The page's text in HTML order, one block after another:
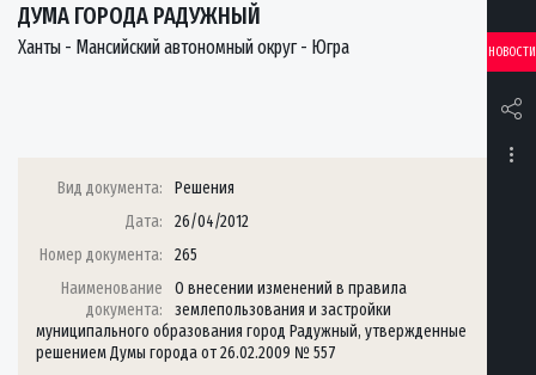
ДУМА ГОРОДА РАДУЖНЫЙ
Ханты - Мансийский автономный округ - Югра НОВОСТИ
Вид документа:
Решения
Дата:
26/04/2012
Номер документа:
265
Наименование
документа:
О внесении изменений в правила
землепользования и застройки
муниципального образования город Радужный, утвержденные
решением Думы города от 26.02.2009 № 557